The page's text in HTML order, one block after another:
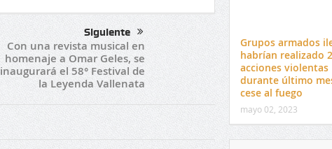
Siguiente
Con una revista musical en
homenaje a Omar Geles, se
inaugurará el 58° Festival de
la Leyenda Vallenata
Grupos armados
habrían realizado
acciones violentas
durante último
cese al fuego
mayo 02, 2023